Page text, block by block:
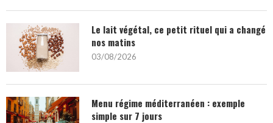
Le lait végétal, ce petit rituel qui a changé
nos matins
03/08/2026
Menu régime méditerranéen : exemple
simple sur 7 jours